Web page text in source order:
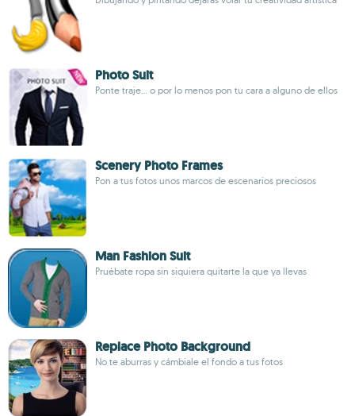
Photo Suit
Ponte traje... o por lo menos pon tu cara a alguno de ellos
Scenery Photo Frames
Pon a tus fotos unos marcos de escenarios preciosos
Man Fashion Suit
Pruébate ropa sin siquiera quitarte la que ya llevas
Replace Photo Background
No te aburras y cámbiale el fondo a tus fotos